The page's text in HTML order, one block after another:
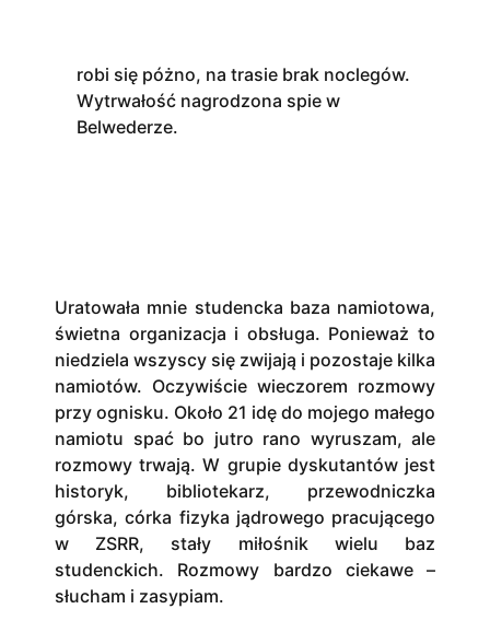
robi się póżno, na trasie brak noclegów.
Wytrwałość nagrodzona spie w
Belwederze.
Uratowała mnie studencka baza namiotowa,
świetna organizacja i obsługa. Ponieważ to
niedziela wszyscy się zwijają i pozostaje kilka
namiotów. Oczywiście wieczorem rozmowy
przy ognisku. Około 21 idę do mojego małego
namiotu spać bo jutro rano wyruszam, ale
rozmowy trwają. W grupie dyskutantów jest
historyk, bibliotekarz, przewodniczka
górska, córka fizyka jądrowego pracującego
w ZSRR, stały miłośnik wielu baz
studenckich. Rozmowy bardzo ciekawe –
słucham i zasypiam.